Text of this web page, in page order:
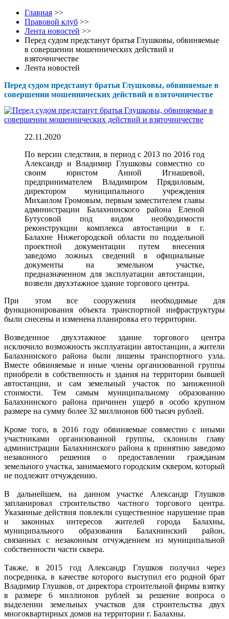
Главная >>
Правовой клуб >>
Лента новостей >>
Перед судом предстанут братья Глушковы, обвиняемые
в совершении мошеннических действий и
взяточничестве
Лента новостей
Перед судом предстанут братья Глушковы, обвиняемые в
совершении мошеннических действий и взяточничестве
22.11.2020
По версии следствия, в период с 2013 по 2016 год
Александр и Владимир Глушковы совместно со
своим юристом Анной Игнашевой,
предпринимателем Владимиром Прядиловым,
директором муниципального учреждения
Михаилом Громовым, первым заместителем главы
администрации Балахнинского района Еленой
Бутусовой под видом необходимости
реконструкции комплекса автостанции в г.
Балахне Нижегородской области по поддельной
проектной документации путем внесения
заведомо ложных сведений в официальные
документы на земельном участке,
предназначенном для эксплуатации автостанции,
возвели двухэтажное здание торгового центра.
При этом все сооружения необходимые для
функционирования объекта транспортной инфраструктуры
были снесены и изменена планировка его территории.
Возведенное двухэтажное здание торгового центра
исключило возможность эксплуатации автостанции, а жители
Балахнинского района были лишены транспортного узла.
Вместе обвиняемые и иные члены организованной группы
приобрели в собственность и здания на территории бывшей
автостанции, и сам земельный участок по заниженной
стоимости. Тем самым муниципальному образованию
Балахнинского района причинен ущерб в особо крупном
размере на сумму более 32 миллионов 600 тысяч рублей.
Кроме того, в 2016 году обвиняемые совместно с иными
участниками организованной группы, склонили главу
администрации Балахнинского района к принятию заведомо
незаконного решения о предоставлении гражданам
земельного участка, занимаемого городским сквером, который
не подлежит отчуждению.
В дальнейшем, на данном участке Александр Глушков
запланировал строительство частного торгового центра.
Указанные действия повлекли существенное нарушение прав
и законных интересов жителей города Балахны,
муниципального образования Балахнинский район,
связанных с незаконным отчуждением из муниципальной
собственности части сквера.
Также, в 2015 год Александр Глушков получил через
посредника, в качестве которого выступил его родной брат
Владимир Глушков, от директора строительной фирмы взятку
в размере 6 миллионов рублей за решение вопроса о
выделении земельных участков для строительства двух
многоквартирных домов на территории г. Балахны.